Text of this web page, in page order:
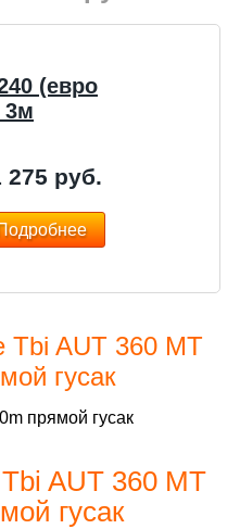
(евро
3м
275 руб.
Tbi AUT 360 МТ
гусак
прямой гусак
Tbi AUT 360 МТ
гусак